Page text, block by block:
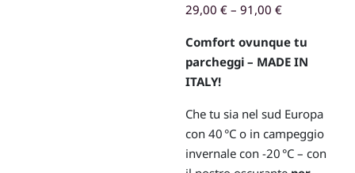
29,00 € – 91,00 €
Comfort ovunque tu
parcheggi – MADE IN
ITALY!
Che tu sia nel sud Europa
con 40 °C o in campeggio
invernale con -20 °C – con